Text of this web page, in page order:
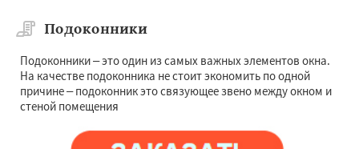
Подоконники
Подоконники – это один из самых важных элементов окна.
На качестве подоконника не стоит экономить по одной
причине – подоконник это связующее звено между окном и
стеной помещения